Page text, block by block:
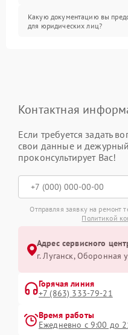
Какую документацию вы
для юридических лиц?
Контактная
Если требуется задать
свои данные и
проконсультирует Вас!
Отправляя заявку на ремонт
Политикой
Адрес сервисного
г. Луганск, Оборонная
Горячая линия
+7 (863) 333-79-21
Время работы
Ежедневно с 9:00 до